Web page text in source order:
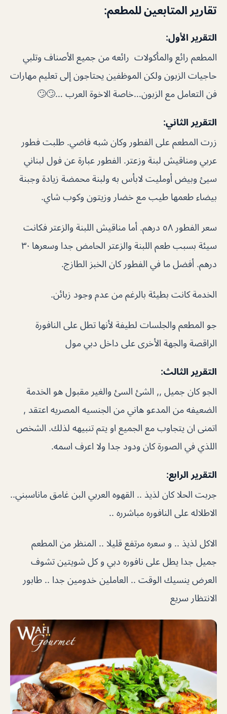
تقارير المتابعين للمطعم:
التقرير الأول:
المطعم رائع والمأكولات رائعه من جميع الأصناف وتلبي
حاجيات الزبون ولكن الموظفين يحتاجون إلى تعليم مهارات
فن التعامل مع الزبون…خاصة الاخوة العرب …🙄🙄
التقرير الثاني:
زرت المطعم على الفطور وكان شبه فاضي. طلبت فطور
عربي ومناقيش لبنة وزعتر. الفطور عبارة عن فول لبناني
سيئ وبيض أومليت لابأس به ولبنة محمضة زيادة وجبنة
بيضاء طعمها طيب مع خضار وزيتون وكوب شاي.
سعر الفطور ٥٨ درهم. أما مناقيش اللبنة والزعتر فكانت
سيئة بسبب طعم اللبنة والزعتر الحامض جدا وسعرها ٣٠
درهم. أفضل ما في الفطور كان الخبز الطازج.
الخدمة كانت بطيئة بالرغم من عدم وجود زبائن.
جو المطعم والجلسات لطيفة لأنها تطل على النافورة
الراقصة والجهة الأخرى على داخل دبي مول
التقرير الثالث:
الجو كان جميل ,, الشئ السئ والغير مقبول هو الخدمة
الضعيفه من المدعو هاني من الجنسيه المصريه اعتقد ,
اتمنى ان يتجاوب مع الجميع او يتم تنبيهه لذلك. الشخص
اللذي في الصورة كان ودود جدا ولا اعرف اسمه.
التقرير الرابع:
جربت الحلا كان لذيذ .. القهوه العربي البن غامق ماناسبني..
الاطلاله على النافوره مباشرره ..
الاكل لذيذ .. و سعره مرتفع قليلا .. المنظر من المطعم
جميل جدا يطل على نافوره دبي و كل شويتين تشوف
العرض ينسيك الوقت .. العاملين خدومين جدا .. طابور
الانتظار سريع